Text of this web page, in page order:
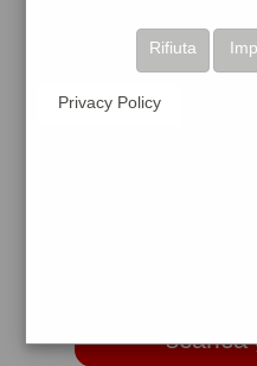
scarica
Rifiuta
Privacy Policy